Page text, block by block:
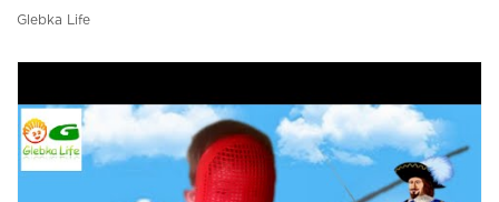
Glebka Life